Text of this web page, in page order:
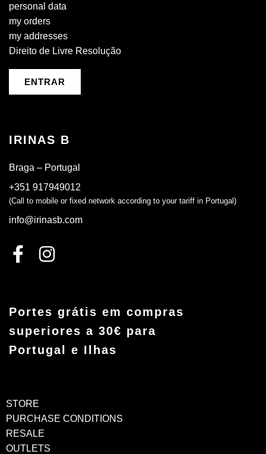
personal data
my orders
my addresses
Direito de Livre Resolução
ENTRAR
IRINAS B
Braga – Portugal
+351 917949012
(Call to mobile or fixed network according to your tariff in Portugal)
info@irinasb.com
Portes grátis em compras
superiores a 30€ para
Portugal e Ilhas
STORE
PURCHASE CONDITIONS
RESALE
OUTLETS